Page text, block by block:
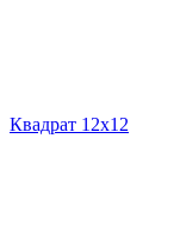
Квадрат 12х12